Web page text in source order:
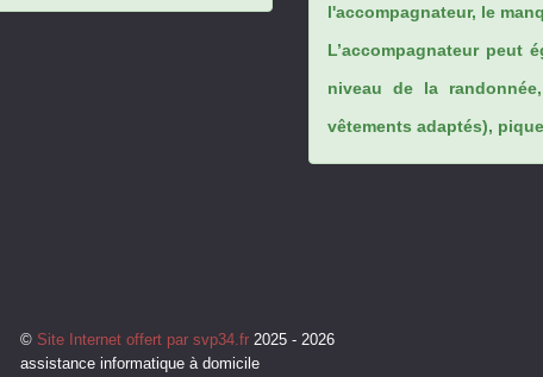
l'accompagnateur, le
L’accompagnateur peut
niveau de la
vêtements adaptés),
© Site Internet offert par svp34.fr 2025 - 2026
assistance informatique à domicile